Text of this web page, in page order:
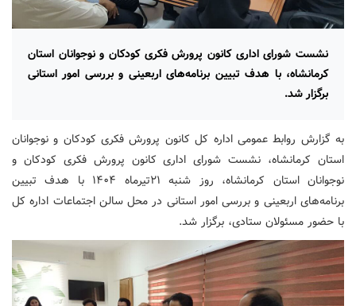
نشست شورای اداری کانون پرورش فکری کودکان و نوجوانان استان
کرمانشاه، با هدف تبیین برنامه‌های اربعینی و بررسی امور استانی
برگزار شد.
به گزارش روابط عمومی اداره کل کانون پرورش فکری کودکان و نوجوانان
استان کرمانشاه، نشست شورای اداری کانون پرورش فکری کودکان و
نوجوانان استان کرمانشاه، روز شنبه ۲۱تیرماه ۱۴۰۴ با هدف تبیین
برنامه‌های اربعینی و بررسی امور استانی در محل سالن اجتماعات اداره کل
با حضور مسئولان ستادی، برگزار شد.